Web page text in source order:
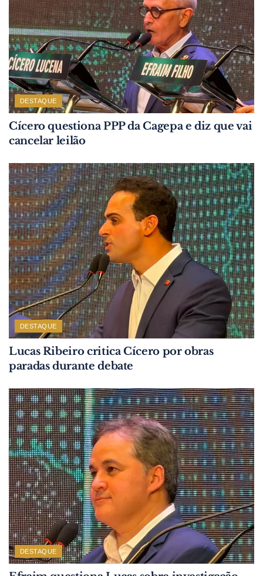
DESTAQUE
Cícero questiona PPP da Cagepa e diz que vai
cancelar leilão
DESTAQUE
Lucas Ribeiro critica Cícero por obras
paradas durante debate
DESTAQUE